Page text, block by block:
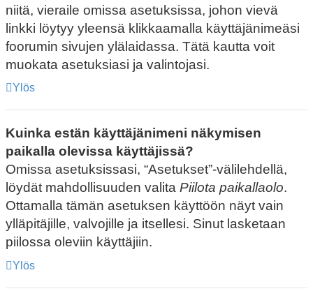
niitä, vieraile omissa asetuksissa, johon vievä
linkki löytyy yleensä klikkaamalla käyttäjänimeäsi
foorumin sivujen ylälaidassa. Tätä kautta voit
muokata asetuksiasi ja valintojasi.
Ylös
Kuinka estän käyttäjänimeni näkymisen
paikalla olevissa käyttäjissä?
Omissa asetuksissasi, “Asetukset”-välilehdellä,
löydät mahdollisuuden valita Piilota paikallaolo.
Ottamalla tämän asetuksen käyttöön näyt vain
ylläpitäjille, valvojille ja itsellesi. Sinut lasketaan
piilossa oleviin käyttäjiin.
Ylös